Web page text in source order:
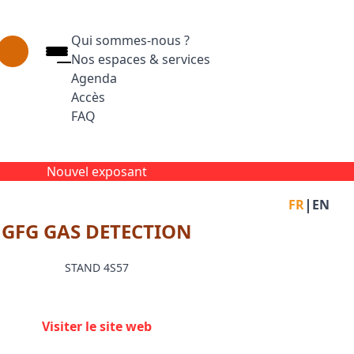
Qui sommes-nous ?
Nos espaces & services
Agenda
Accès
FAQ
Facebook
FR| EN
Nouvel exposant
GFG GAS DETECTION
STAND 4S57
Visiter le site web